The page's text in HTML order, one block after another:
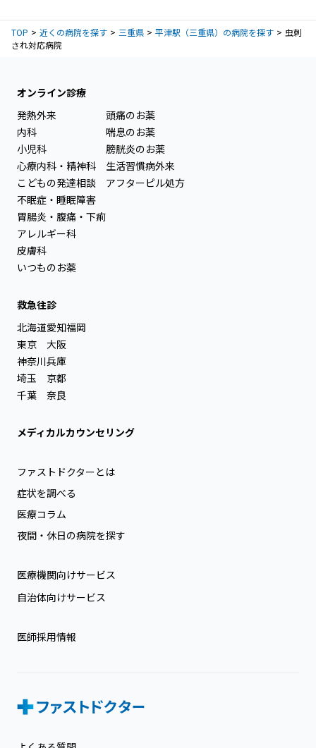
TOP 近くの病院を探す 三重県 平津駅（三重県）の病院を探す
虫刺
され対応病院
オンライン診療
発熱外来
内科
小児科
心療内科・精神科
こどもの発達相談
不眠症・睡眠障害
胃腸炎・腹痛・下痢
アレルギー科
皮膚科
いつものお薬
頭痛のお薬
喘息のお薬
膀胱炎のお薬
生活習慣病外来
アフターピル処方
救急往診
北海道
東京
神奈川
埼玉
千葉
愛知
大阪
兵庫
京都
奈良
福岡
メディカルカウンセリング
ファストドクターとは
症状を調べる
医療コラム
夜間・休日の病院を探す
医療機関向けサービス
自治体向けサービス
医師採用情報